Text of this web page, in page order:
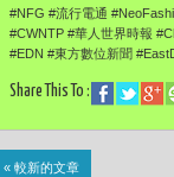
#NFG #流行電通
#CWNTP #華人世界時報
#EDN #東方數位新聞
Share This To :
« 較新的文章